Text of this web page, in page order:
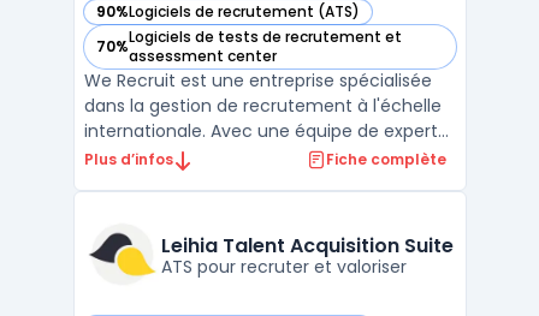
90%Logiciels de recrutement (ATS)
— voir We Recruit dans cette catégorie
70%Logiciels de tests de recrutement et
assessment center
— voir We Recruit dans cette catégorie
We Recruit est une entreprise spécialisée
dans la gestion de recrutement à l'échelle
internationale. Avec une équipe de experts
SEO et un vaste éventail de services, We
vacants. Que ce soit pour le recrutement
de ca ...
Plus d’infos Fiche complète
Leihia Talent Acquisition Suite
ATS pour recruter et valoriser